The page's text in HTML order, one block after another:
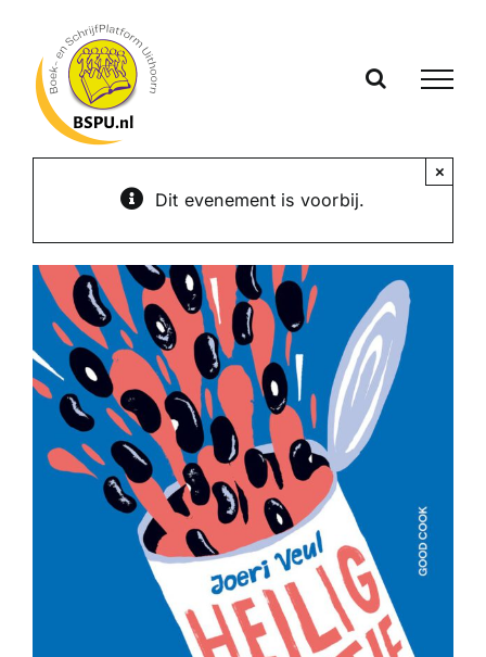
inhoud
Dit evenement is voorbij.
×